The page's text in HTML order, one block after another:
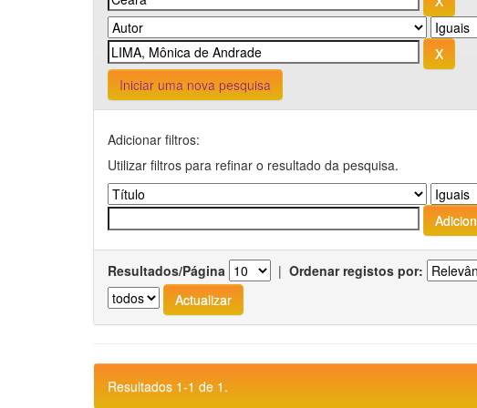
Iniciar uma nova pesquisa
Adicionar filtros:
Utilizar filtros para refinar o resultado da pesquisa.
Resultados/Página | Ordenar registos por:
Resultados 1-1 de 1.